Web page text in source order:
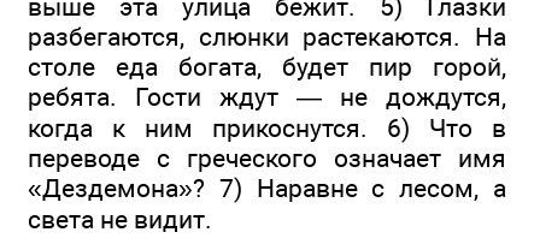
выше эта улица бежит. 5) Глазки
разбегаются, слюнки растекаются. На
столе еда богата, будет пир горой,
ребята. Гости ждут — не дождутся,
когда к ним прикоснутся. 6) Что в
переводе с греческого означает имя
«Дездемона»? 7) Наравне с лесом, а
света не видит.